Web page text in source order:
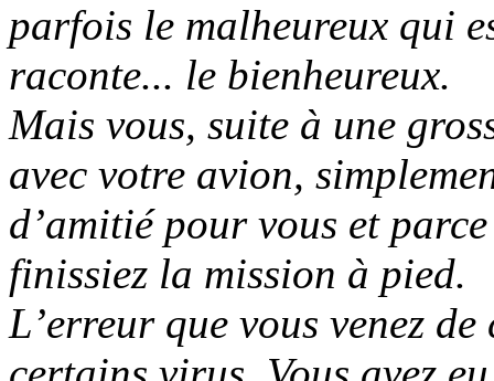
parfois le malheureux qui
raconte... le bienheureux.
Mais vous, suite à une
avec votre avion,
d’amitié pour vous et
finissiez la mission à pied.
L’erreur que vous venez